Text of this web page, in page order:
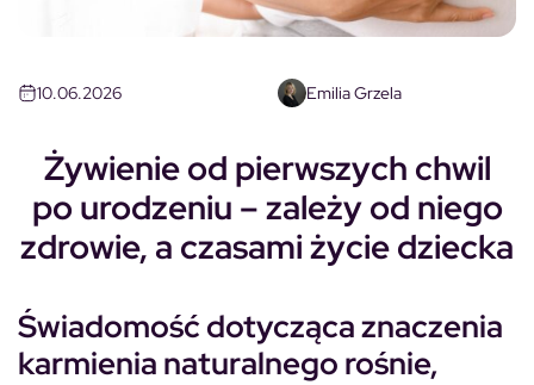
10.06.2026 Emilia Grzela
Żywienie od pierwszych chwil
po urodzeniu – zależy od niego
zdrowie, a czasami życie dziecka
Świadomość dotycząca znaczenia
karmienia naturalnego rośnie,